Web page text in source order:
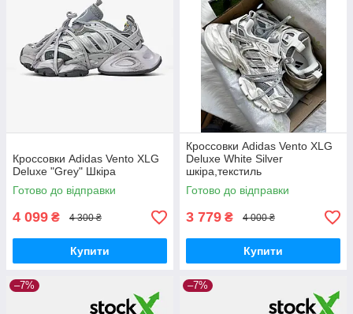
Кроссовки Adidas Vento XLG
Deluxe "Grey" Шкіра
Готово до відправки
4 099 ₴ 4 300 ₴
Купити
Кроссовки Adidas Vento XLG
Deluxe White Silver
шкіра,текстиль
Готово до відправки
3 779 ₴ 4 000 ₴
Купити
–7% –7%